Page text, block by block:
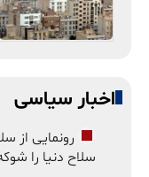
اخبار سیاسی
رونمایی از
سلاح دنیا را